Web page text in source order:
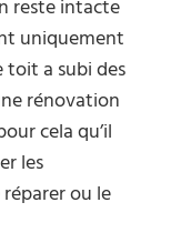
reste intacte
uniquement
toit a subi des
rénovation
cela qu’il
les
ou le